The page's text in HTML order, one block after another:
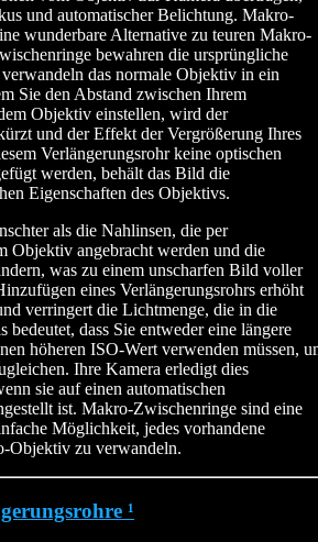
und automatischer Belichtung. Makro-
wunderbare Alternative zu teuren Makro-
bewahren die ursprüngliche
das normale Objektiv in ein
Sie den Abstand zwischen Ihrem
Objektiv einstellen, wird der
und der Effekt der Vergrößerung Ihres
Verlängerungsrohr keine optischen
werden, behält das Bild die
Eigenschaften des Objektivs.
als die Nahlinsen, die per
Objektiv angebracht werden und die
was zu einem unscharfen Bild voller
eines Verlängerungsrohrs erhöht
verringert die Lichtmenge, die in die
bedeutet, dass Sie entweder eine längere
höheren ISO-Wert verwenden müssen,
Ihre Kamera erledigt dies
sie auf einen automatischen
ist. Makro-Zwischenringe sind eine
Möglichkeit, jedes vorhandene
Objektiv zu verwandeln.
¹